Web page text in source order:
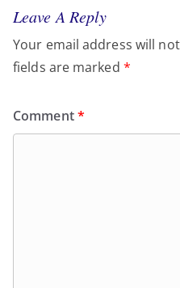
Leave A Reply
Your email address will
fields are marked *
Comment*